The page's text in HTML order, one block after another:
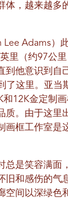
体，越来越多
Lee Adams）
里（约97公
到他意识到自
了这里。亚当
和12K金定制
质。由于这里
画框工作室是
总是笑容满面
旧和感伤的气
空间以深绿色